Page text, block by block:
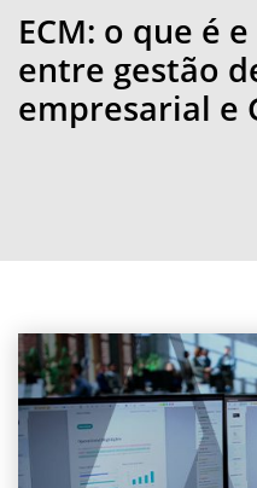
ECM: o que é
entre gestão
empresarial e